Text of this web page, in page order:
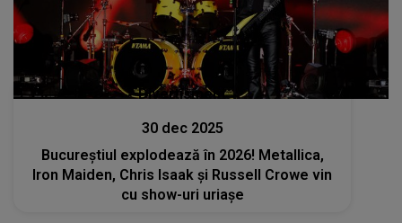
Divertisment
30 dec 2025
Bucureștiul explodează în 2026! Metallica,
Iron Maiden, Chris Isaak și Russell Crowe vin
cu show-uri uriașe